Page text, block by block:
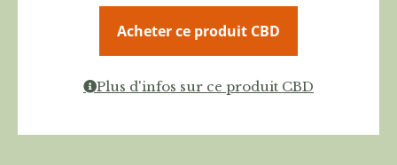
Acheter ce produit CBD
Plus d'infos sur ce produit CBD